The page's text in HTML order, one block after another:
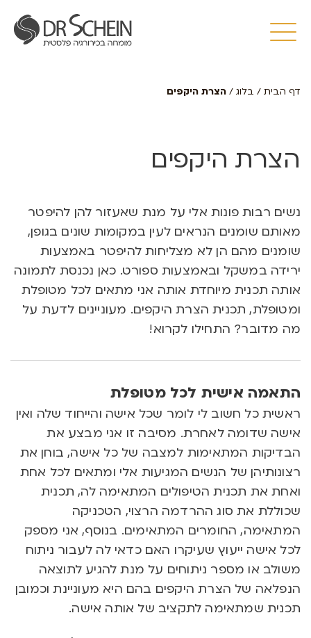
דף הבית / בלוג / הצרת היקפים
הצרת היקפים
נשים רבות פונות אלי על מנת שאעזור להן להיפטר
מאותם שומנים הנראים לעין במקומות שונים בגופן,
שומנים מהם הן לא מצליחות להיפטר באמצעות
ירידה במשקל ובאמצעות ספורט. כאן נכנסת לתמונה
אותה תכנית מיוחדת אותה אני מתאים לכל מטופלת
ומטופלת, תכנית הצרת היקפים. מעוניינים לדעת על
מה מדובר? התחילו לקרוא!
התאמה אישית לכל מטופלת
ראשית כל חשוב לי לומר שכל אישה והייחוד שלה ואין
אישה שדומה לאחרת. מסיבה זו אני מבצע את
הבדיקות המתאימות למצבה של כל אישה, בוחן את
רצונותיהן של הנשים המגיעות אלי ומתאים לכל אחת
ואחת את תכנית הטיפולים המתאימה לה, תכנית
שכוללת את סוג ההרדמה הרצוי, הטכניקה
המתאימה, החומרים המתאימים. בנוסף, אני מספק
לכל אישה ייעוץ שעיקרו האם כדאי לה לעבור ניתוח
משולב או מספר ניתוחים על מנת להגיע לתוצאה
הנפלאה של הצרת היקפים בהם היא מעוניינת וכמובן
תכנית שמתאימה לתקציב של אותה אישה.